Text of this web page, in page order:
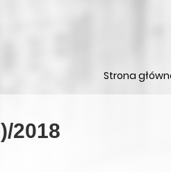
Strona
2018